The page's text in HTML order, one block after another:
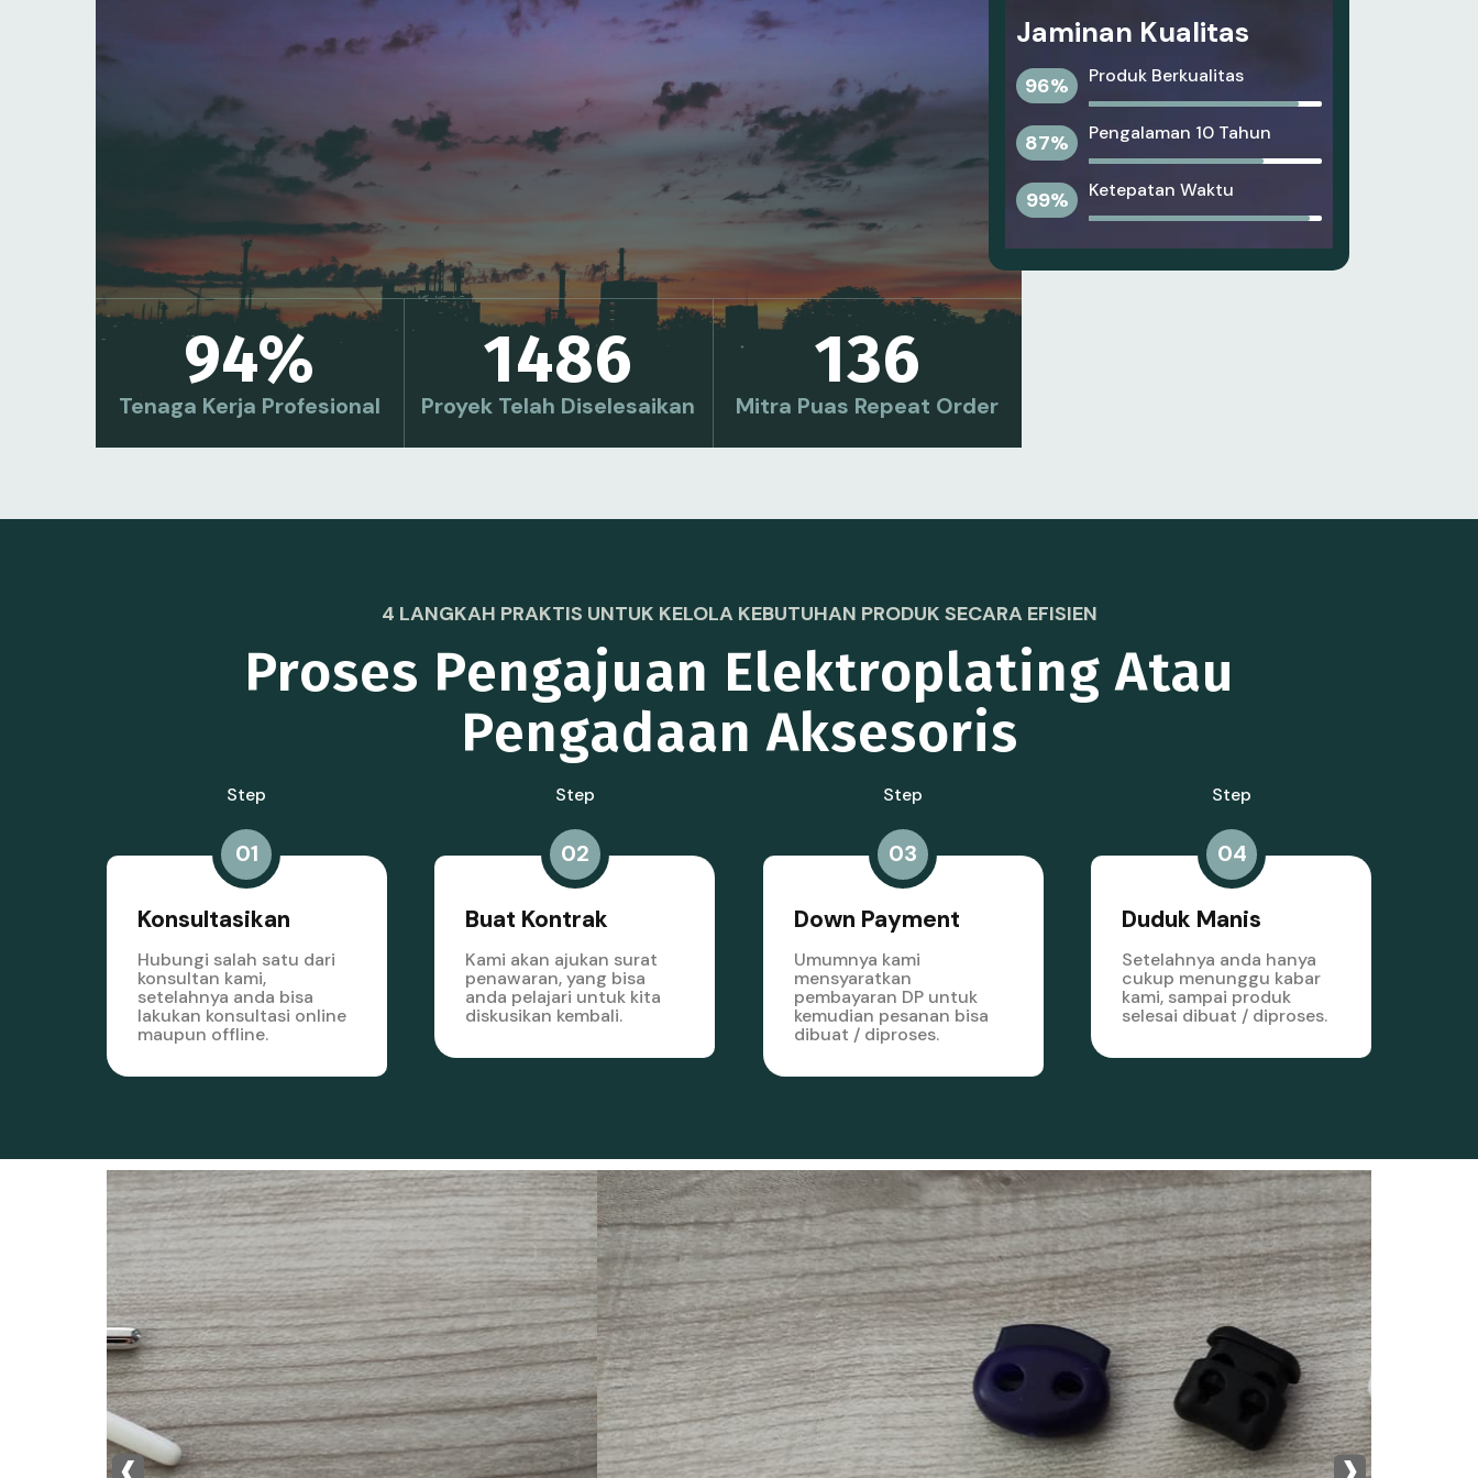
94%
Tenaga Kerja Profesional
1486
Proyek Telah Diselesaikan
136
Mitra Puas Repeat Order
Jaminan Kualitas
96% Produk Berkualitas
87% Pengalaman 10 Tahun
99% Ketepatan Waktu
4 LANGKAH PRAKTIS UNTUK KELOLA KEBUTUHAN PRODUK SECARA EFISIEN
Proses Pengajuan Elektroplating Atau
Pengadaan Aksesoris
Step
01
Konsultasikan
Hubungi salah satu dari
konsultan kami,
setelahnya anda bisa
lakukan konsultasi online
maupun offline.
Step
02
Buat Kontrak
Kami akan ajukan surat
penawaran, yang bisa
anda pelajari untuk kita
diskusikan kembali.
Step
03
Down Payment
Umumnya kami
mensyaratkan
pembayaran DP untuk
kemudian pesanan bisa
dibuat / diproses.
Step
04
Duduk Manis
Setelahnya anda hanya
cukup menunggu kabar
kami, sampai produk
selesai dibuat / diproses.